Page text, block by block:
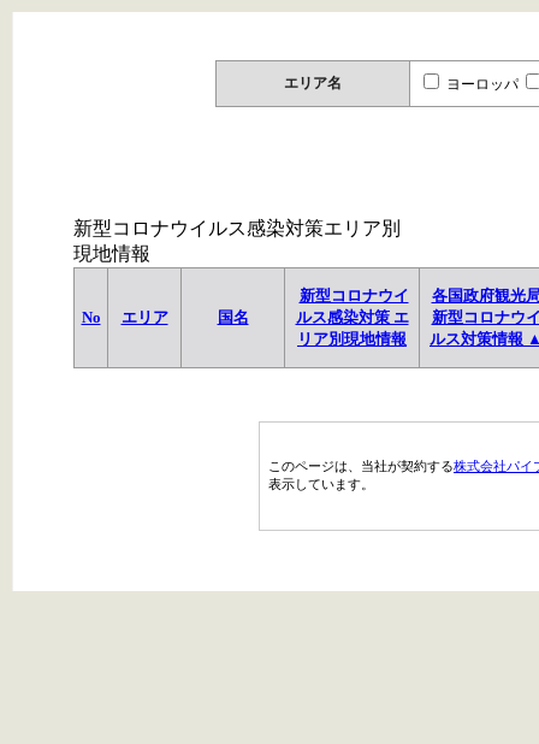
エリア名 ヨーロッパ
新型コロナウイルス感染対策エリア別
現地情報
No エリア 国名
新型コロナウイ
ルス感染対策 エ
リア別現地情報
各国政府観光
新型コロナウ
ルス対策情報
このページは、当社が契約する株式会社パイ
表示しています。